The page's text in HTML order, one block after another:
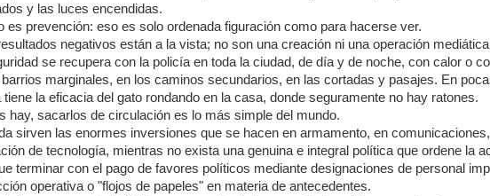
y las luces encendidas.
es prevención: eso es solo ordenada figuración como para hacerse ver.
negativos están a la vista; no son una creación ni una operación
se recupera con la policía en toda la ciudad, de día y de noche, con calor o
marginales, en los caminos secundarios, en las cortadas y pasajes. En
tiene la eficacia del gato rondando en la casa, donde seguramente no hay ratones.
hay, sacarlos de circulación es lo más simple del mundo.
sirven las enormes inversiones que se hacen en armamento, en
de tecnología, mientras no exista una genuina e integral política que ordene la
terminar con el pago de favores políticos mediante designaciones de personal
operativa o "flojos de papeles" en materia de antecedentes.